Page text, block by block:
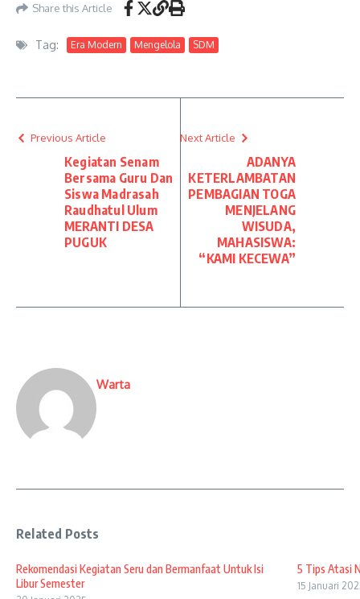
Share this Article
Tag: Era Modern Mengelola SDM
Previous Article
Kegiatan Senam
Bersama Guru Dan
Siswa Madrasah
Raudhatul Ulum
MERANTI DESA
PUGUK
Next Article
ADANYA
KETERLAMBATAN
PEMBAGIAN TOGA
MENJELANG
WISUDA,
MAHASISWA:
“KAMI KECEWA”
Warta
Related Posts
Rekomendasi Kegiatan Seru dan Bermanfaat Untuk Isi
Libur Semester
5 Tips Atasi
15 Januari